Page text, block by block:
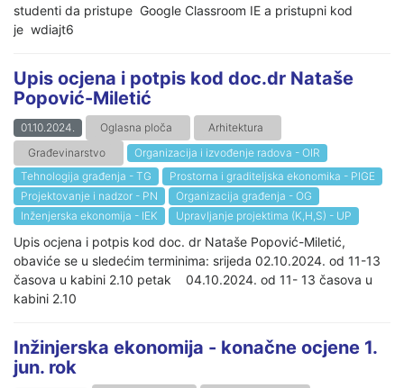
studenti da pristupe Google Classroom IE a pristupni kod
je wdiajt6
Upis ocjena i potpis kod doc.dr Nataše
Popović-Miletić
01.10.2024. Oglasna ploča
Arhitektura
Građevinarstvo
Organizacija i izvođenje radova - OIR
Tehnologija građenja - TG
Prostorna i graditeljska ekonomika - PIGE
Projektovanje i nadzor - PN
Organizacija građenja - OG
Inženjerska ekonomija - IEK
Upravljanje projektima (K,H,S) - UP
Upis ocjena i potpis kod doc. dr Nataše Popović-Miletić,
obaviće se u sledećim terminima: srijeda 02.10.2024. od 11-13
časova u kabini 2.10 petak 04.10.2024. od 11- 13 časova u
kabini 2.10
Inžinjerska ekonomija - konačne ocjene 1.
jun. rok